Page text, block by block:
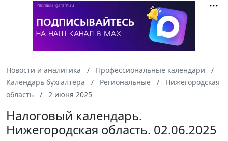
Новости и аналитика
Профессиональные календари
Календарь бухгалтера
Региональные
Нижегородская
область
2 июня 2025
Налоговый календарь.
Нижегородская область. 02.06.2025